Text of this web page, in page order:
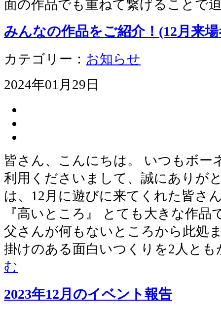
面の作品でも重ねて繋げることで
みんなの作品をご紹介！(12月来
カテゴリー： お知らせ
2024年01月29日
皆さん、こんにちは。 いつもボー
利用くださいまして、誠にありが
は、12月に遊びに来てくれた皆
『高いところ』 とても大きな作品
父さんが何もないところから此処
掛けのある面白いつくりを2人と
む
2023年12月のイベント報告